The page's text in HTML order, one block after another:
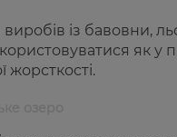
із бавовни,
як у
жорсткості.